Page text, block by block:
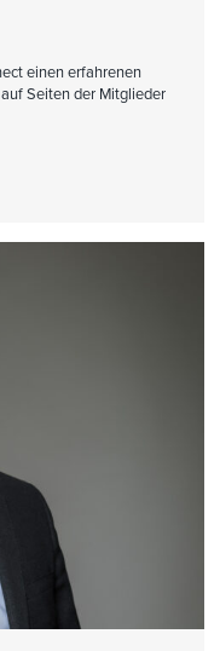
einen erfahrenen
Seiten der Mitglieder